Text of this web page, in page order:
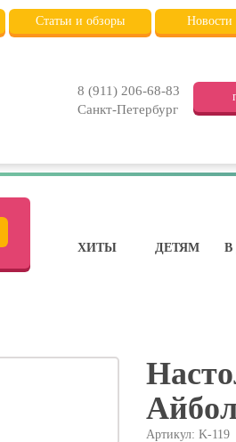
Статьи и обзоры Новости
8 (911) 206-68-83
Санкт-Петербург
ХИТЫ
ДЕТЯМ В
Артикул: K-119